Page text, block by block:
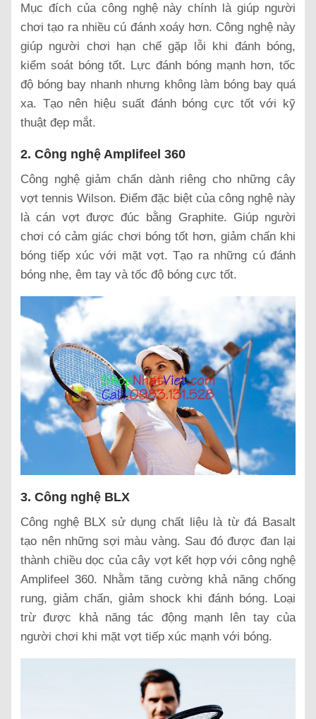
Mục đích của công nghệ này chính là giúp người
chơi tạo ra nhiều cú đánh xoáy hơn. Công nghệ này
giúp người chơi hạn chế gặp lỗi khi đánh bóng,
kiểm soát bóng tốt. Lực đánh bóng mạnh hơn, tốc
độ bóng bay nhanh nhưng không làm bóng bay quá
xa. Tạo nên hiệu suất đánh bóng cực tốt với kỹ
thuật đẹp mắt.
2. Công nghệ Amplifeel 360
Công nghệ giảm chấn dành riêng cho những cây
vợt tennis Wilson. Điểm đặc biệt của công nghệ này
là cán vợt được đúc bằng Graphite. Giúp người
chơi có cảm giác chơi bóng tốt hơn, giảm chấn khi
bóng tiếp xúc với mặt vợt. Tạo ra những cú đánh
bóng nhẹ, êm tay và tốc độ bóng cực tốt.
3. Công nghệ BLX
Công nghệ BLX sử dụng chất liệu là từ đá Basalt
tạo nên những sợi màu vàng. Sau đó được đan lại
thành chiều dọc của cây vợt kết hợp với công nghệ
Amplifeel 360. Nhằm tăng cường khả năng chống
rung, giảm chấn, giảm shock khi đánh bóng. Loại
trừ được khả năng tác động mạnh lên tay của
người chơi khi mặt vợt tiếp xúc mạnh với bóng.